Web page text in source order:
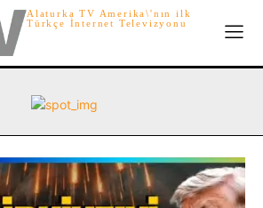
Alaturka TV Amerika\'nın ilk
Türkçe İnternet Televizyonu